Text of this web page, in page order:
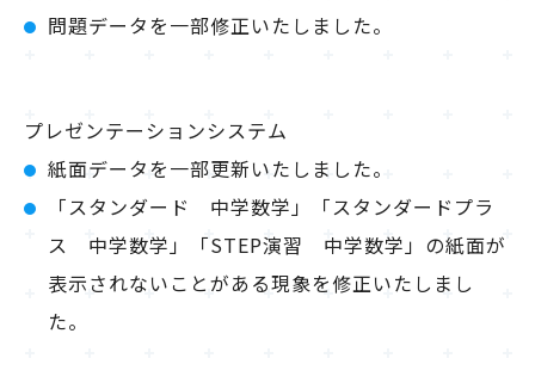
問題データを一部修正いたしました。
プレゼンテーションシステム
紙面データを一部更新いたしました。
「スタンダード 中学数学」「スタンダードプラ
ス 中学数学」「STEP演習 中学数学」の紙面が
表示されないことがある現象を修正いたしまし
た。